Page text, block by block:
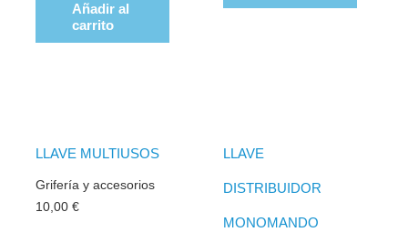
Añadir al
carrito
LLAVE MULTIUSOS
Grifería y accesorios
10,00€
LLAVE
DISTRIBUIDOR
MONOMANDO